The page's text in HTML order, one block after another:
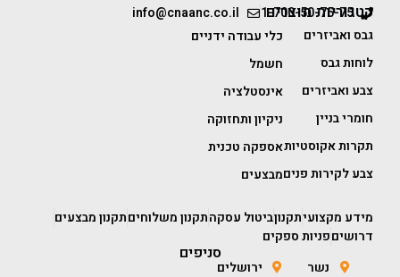
1-700-50-75-75
info@cnaanc.co.il קטגוריות מוצרים
גבס ואביזרים
לוחות גבס
צבע ואביזרים
חומרי בניין
תקרות אקוסטיות
צבע לקירות פנים
כלי עבודה ידניים
חשמל
אינסטלציה
ניקיון ותחזוקה
אספקה טכנית
מבצעים
מידע מקצועיתקנוןביטול עסקהתקנון משלוחיםתקנון מבצעים
דרושיםפניות ספקים
סניפים
נשר ירושלים